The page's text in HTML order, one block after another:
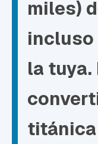
miles)
incluso
la tuya.